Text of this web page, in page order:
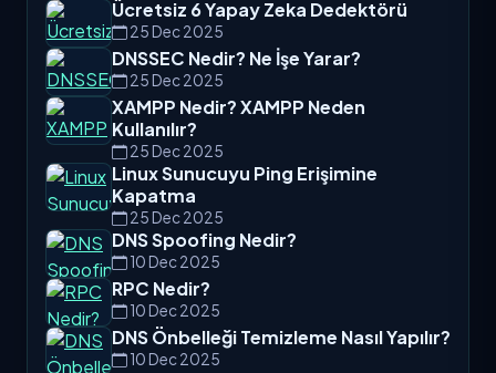
Ücretsiz 6 Yapay Zeka Dedektörü
25 Dec 2025
DNSSEC Nedir? Ne İşe Yarar?
25 Dec 2025
XAMPP Nedir? XAMPP Neden
Kullanılır?
25 Dec 2025
Linux Sunucuyu Ping Erişimine
Kapatma
25 Dec 2025
DNS Spoofing Nedir?
10 Dec 2025
RPC Nedir?
10 Dec 2025
DNS Önbelleği Temizleme Nasıl Yapılır?
10 Dec 2025